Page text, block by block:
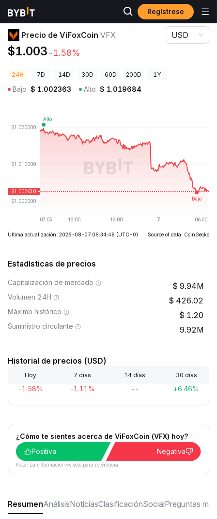
Regístrese
Precios de Criptomonedas Precio de ViFoxCoin VFX
Precio de ViFoxCoin VFX
$1.003-1.58%
USD
24H 7D 14D 30D 60D 200D 1Y
Bajo $ 1.002363 Alto $ 1.019684
Última actualización: 2026-08-07 06:34:48 (UTC+0) Source of data: CoinGecko
Estadísticas de precios
Capitalización de mercado 9.94M
Volumen 24H 426.02
Máximo histórico 1.20
Suministro circulante 9.92M
Historial de precios (USD)
Hoy 7 días 14 días 30 días
-1.58% -1.11% -- +6.46%
¿Cómo te sientes acerca de ViFoxCoin (VFX) hoy?
Positiva
Negativa
Nota: La información es solo para referencia.
ResumenAnálisisNoticiasClasificaciónSocialPreguntas